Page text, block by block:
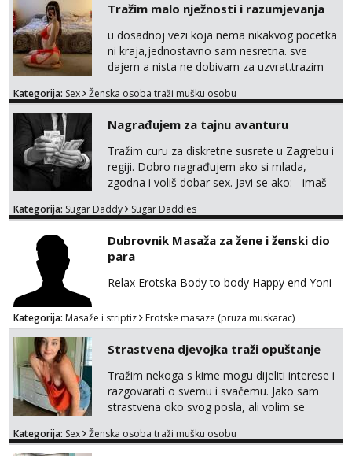
Tražim malo nježnosti i razumjevanja
u dosadnoj vezi koja nema nikakvog pocetka
ni kraja,jednostavno sam nesretna. sve
dajem a nista ne dobivam za uzvrat.trazim
trazim puno samo malo njeznosti i
poljupce po tijelu koji me jako
pale,obozavam kad muskarac preuzme
kontrolu . javi se :) Klikni na link ispod i nadji
me tamo, cekam te!
Kategorija: Sex Ženska osoba traži mušku osobu
Nagrađujem za tajnu avanturu
Tražim curu za diskretne susrete u Zagrebu i
regiji. Dobro nagrađujem ako si mlada,
zgodna i voliš dobar sex. Javi se ako: - imaš
kosu - se dobro ljubiš - si fleksibilna s
dostupna radnim danom (vikendi i noći su za
obitelj) - vodiš brigu o zdravlju i koristiš
zaštitu Ne javljajte se: - debele - frajeri i
Kategorija: Sugar Daddy Sugar Daddies
Dubrovnik Masaža za žene i ženski dio
para
Relax Erotska Body to body Happy end Yoni
Kategorija: Masaže i striptiz Erotske masaze (pruza muskarac)
Strastvena djevojka traži opuštanje
Tražim nekoga s kime mogu dijeliti interese i
razgovarati o svemu i svačemu. Jako sam
strastvena oko svog posla, ali volim se
Voljela bi naci nekoga pa da se nemoram
Kategorija: Sex Ženska osoba traži mušku osobu